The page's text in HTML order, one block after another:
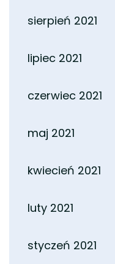
sierpień 2021
lipiec 2021
czerwiec 2021
maj 2021
kwiecień 2021
luty 2021
styczeń 2021